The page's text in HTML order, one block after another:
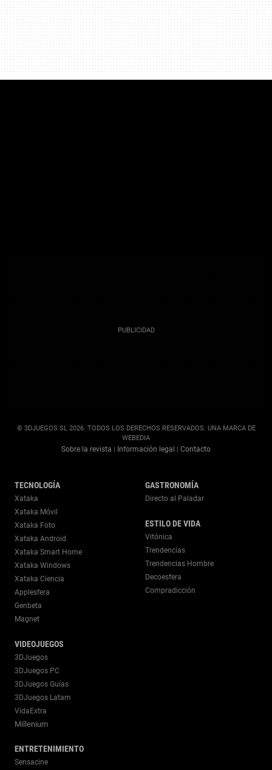
© 3DJUEGOS SL 2026. TODOS LOS DERECHOS RESERVADOS. UNA MARCA DE
WEBEDIA
Sobre la revista Información legal Contacto
TECNOLOGÍA
Xataka
Xataka Móvil
Xataka Foto
Xataka Android
Xataka Smart Home
Xataka Windows
Xataka Ciencia
Applesfera
Genbeta
Magnet
VIDEOJUEGOS
3DJuegos
3DJuegos PC
3DJuegos Guías
3DJuegos Latam
VidaExtra
Millenium
ENTRETENIMIENTO
Sensacine
GASTRONOMÍA
Directo al Paladar
ESTILO DE VIDA
Vitónica
Trendencias
Trendencias Hombre
Decoesfera
Compradicción